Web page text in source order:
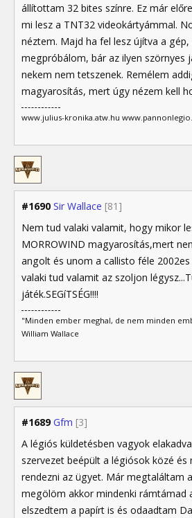
állítottam 32 bites színre. Ez már
mi lesz a TNT32 videokártyámmal.
néztem. Majd ha fel lesz újítva a
megpróbálom, bár az ilyen szörnyes
nekem nem tetszenek. Remélem
magyarosítás, mert úgy nézem kell
www.julius-kronika.atw.hu
#1690 Sir Wallace [81]
Nem tud valaki valamit, hogy mikor
MORROWIND magyarosítás,mert
angolt és unom a callisto féle
valaki tud valamit az szoljon
játék.SEGíTSÉG!!!!
"Minden ember meghal, de nem minden
William Wallace
#1689 Gfm [3]
A légiós küldetésben vagyok
szervezet beépült a légiósok közé és
rendezni az ügyet. Már megtaláltam
megölöm akkor mindenki rámtámad
elszedtem a papírt is és odaadtam